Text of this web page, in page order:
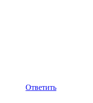
Ответить